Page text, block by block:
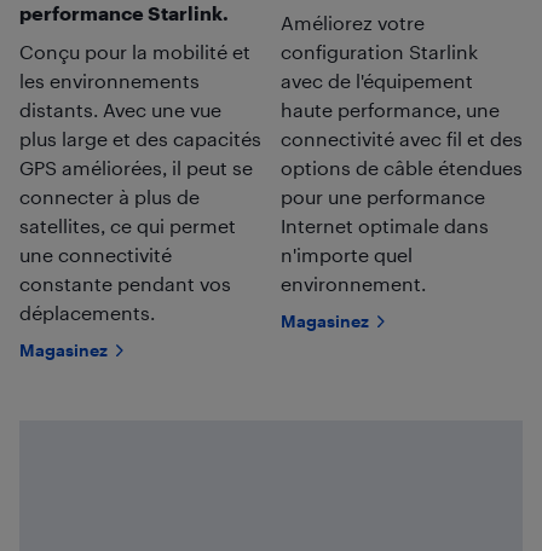
performance Starlink.
Conçu pour la mobilité et
les environnements
distants. Avec une vue
plus large et des capacités
GPS améliorées, il peut se
connecter à plus de
satellites, ce qui permet
une connectivité
constante pendant vos
déplacements.
Magasinez
Améliorez votre
configuration Starlink
avec de l'équipement
haute performance, une
connectivité avec fil et des
options de câble étendues
pour une performance
Internet optimale dans
n'importe quel
environnement.
Magasinez